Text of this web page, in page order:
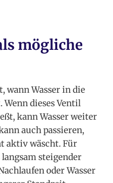
mögliche
wann Wasser in die
Wenn dieses Ventil
kann Wasser weiter
auch passieren,
aktiv wäscht. Für
steigender
oder Wasser